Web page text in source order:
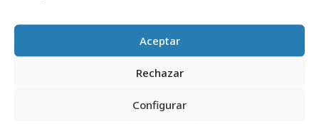
Aceptar
Rechazar
Configurar